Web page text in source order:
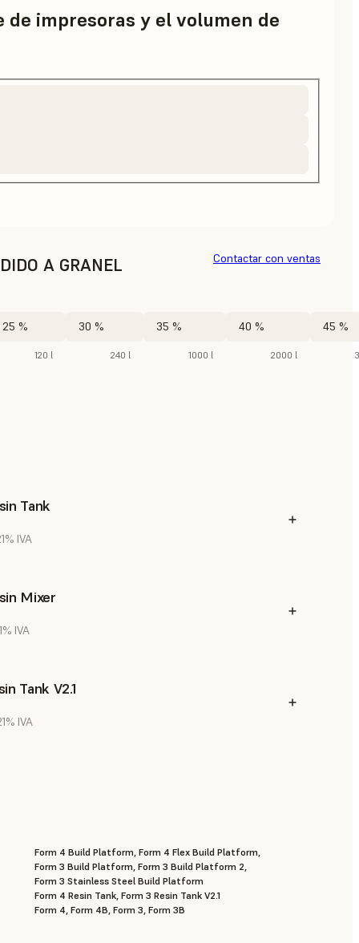
de impresoras y el volumen de
A GRANEL
25 %
120 l
30 %
240 l
35 %
1000 l
40 %
2000 l
45 %
Contactar con ventas
Tank
IVA
Mixer
IVA
Tank V2.1
IVA
Form 4 Build Platform, Form 4 Flex Build Platform,
Form 3 Build Platform, Form 3 Build Platform 2,
Form 3 Stainless Steel Build Platform
Form 4 Resin Tank, Form 3 Resin Tank V2.1
Form 4, Form 4B, Form 3, Form 3B